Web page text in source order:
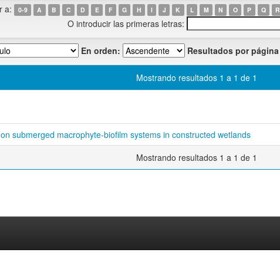
a: 0-9 A B C D E F G H I J K L M N O P Q R
O introducir las primeras letras:
En orden: Resultados por página
Mostrando resultados 1 a 1 de 1
submerged macrophyte-biofilm systems in constructed wetlands
Mostrando resultados 1 a 1 de 1